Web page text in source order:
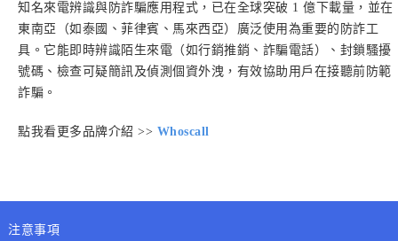
知名來電辨識與防詐騙應用程式，已在全球突破 1 億下載量，並在
東南亞（如泰國、菲律賓、馬來西亞）廣泛使用為重要的防詐工
具。它能即時辨識陌生來電（如行銷推銷、詐騙電話）、封鎖騷擾
號碼、檢查可疑簡訊及偵測個資外洩，有效協助用戶在接聽前防範
詐騙。
點我看更多品牌介紹 >> Whoscall
注意事項